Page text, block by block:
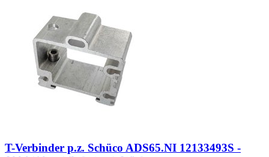
T-Verbinder p.z. Schüco ADS65.NI 12133493S -